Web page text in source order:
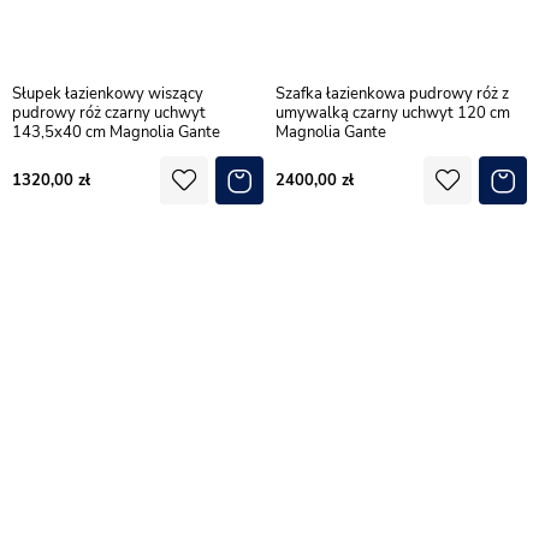
Słupek łazienkowy wiszący
pudrowy róż czarny uchwyt
143,5x40 cm Magnolia Gante
1320,00
Szafka łazienkowa pudrowy róż z
umywalką czarny uchwyt 120 cm
Magnolia Gante
2400,00